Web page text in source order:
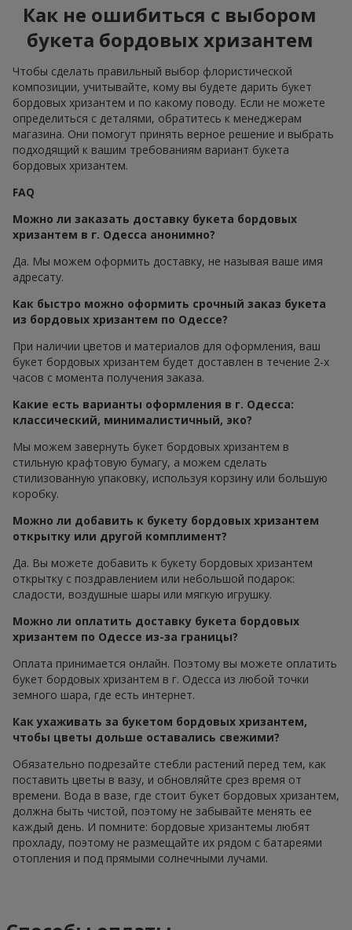
Как не ошибиться с выбором
букета бордовых хризантем
Чтобы сделать правильный выбор флористической
композиции, учитывайте, кому вы будете дарить букет
бордовых хризантем и по какому поводу. Если не можете
определиться с деталями, обратитесь к менеджерам
магазина. Они помогут принять верное решение и выбрать
подходящий к вашим требованиям вариант букета
бордовых хризантем.
FAQ
Можно ли заказать доставку букета бордовых
хризантем в г. Одесса анонимно?
Да. Мы можем оформить доставку, не называя ваше имя
адресату.
Как быстро можно оформить срочный заказ букета
из бордовых хризантем по Одессе?
При наличии цветов и материалов для оформления, ваш
букет бордовых хризантем будет доставлен в течение 2-х
часов с момента получения заказа.
Какие есть варианты оформления в г. Одесса:
классический, минималистичный, эко?
Мы можем завернуть букет бордовых хризантем в
стильную крафтовую бумагу, а можем сделать
стилизованную упаковку, используя корзину или большую
коробку.
Можно ли добавить к букету бордовых хризантем
открытку или другой комплимент?
Да. Вы можете добавить к букету бордовых хризантем
открытку с поздравлением или небольшой подарок:
сладости, воздушные шары или мягкую игрушку.
Можно ли оплатить доставку букета бордовых
хризантем по Одессе из-за границы?
Оплата принимается онлайн. Поэтому вы можете оплатить
букет бордовых хризантем в г. Одесса из любой точки
земного шара, где есть интернет.
Как ухаживать за букетом бордовых хризантем,
чтобы цветы дольше оставались свежими?
Обязательно подрезайте стебли растений перед тем, как
поставить цветы в вазу, и обновляйте срез время от
времени. Вода в вазе, где стоит букет бордовых хризантем,
должна быть чистой, поэтому не забывайте менять ее
каждый день. И помните: бордовые хризантемы любят
прохладу, поэтому не размещайте их рядом с батареями
отопления и под прямыми солнечными лучами.